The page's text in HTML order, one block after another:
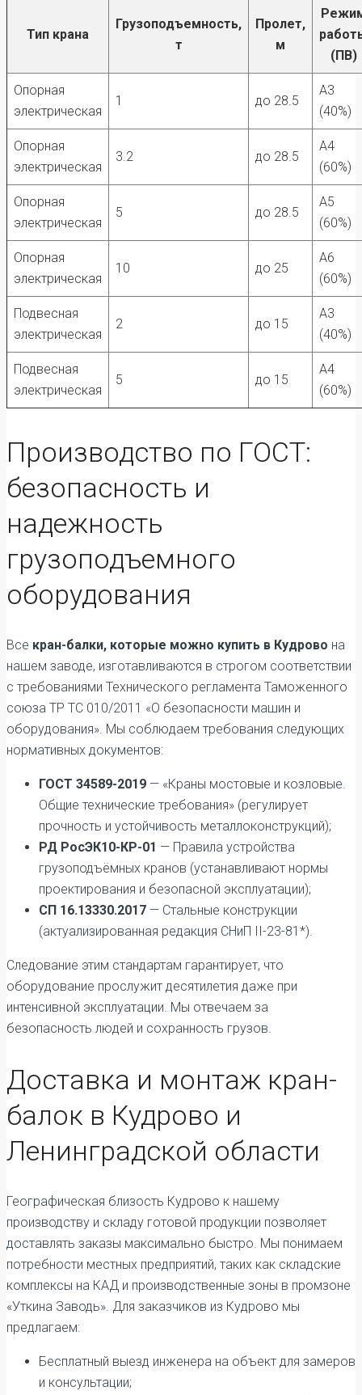
Тип крана
Грузоподъемность,
т
Пролет,
м
(ПВ)
Опорная
электрическая
1 до 28.5
А3
(40%)
Опорная
электрическая
3.2 до 28.5
А4
(60%)
Опорная
электрическая
5 до 28.5
А5
(60%)
Опорная
электрическая
10 до 25
А6
(60%)
Подвесная
электрическая
2 до 15
А3
(40%)
Подвесная
электрическая
5 до 15
А4
(60%)
Производство по ГОСТ:
безопасность и
надежность
грузоподъемного
оборудования
Все кран-балки, которые можно купить в Кудрово на
нашем заводе, изготавливаются в строгом соответствии
с требованиями Технического регламента Таможенного
союза ТР ТС 010/2011 «О безопасности машин и
оборудования». Мы соблюдаем требования следующих
нормативных документов:
ГОСТ 34589-2019 — «Краны мостовые и козловые.
Общие технические требования» (регулирует
прочность и устойчивость металлоконструкций);
РД РосЭК10-КР-01 — Правила устройства
грузоподъёмных кранов (устанавливают нормы
проектирования и безопасной эксплуатации);
СП 16.13330.2017 — Стальные конструкции
(актуализированная редакция СНиП II-23-81*).
Следование этим стандартам гарантирует, что
оборудование прослужит десятилетия даже при
интенсивной эксплуатации. Мы отвечаем за
безопасность людей и сохранность грузов.
Доставка и монтаж кран-
балок в Кудрово и
Ленинградской области
Географическая близость Кудрово к нашему
производству и складу готовой продукции позволяет
доставлять заказы максимально быстро. Мы понимаем
потребности местных предприятий, таких как складские
комплексы на КАД и производственные зоны в промзоне
«Уткина Заводь». Для заказчиков из Кудрово мы
предлагаем:
Бесплатный выезд инженера на объект для замеров
и консультации;